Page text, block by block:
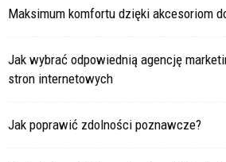
Maksimum komfortu dzięki akcesoriom
Jak wybrać odpowiednią agencję
stron internetowych
Jak poprawić zdolności poznawcze?